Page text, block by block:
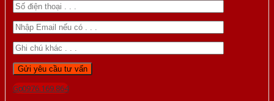
Gọi 0976.169.864